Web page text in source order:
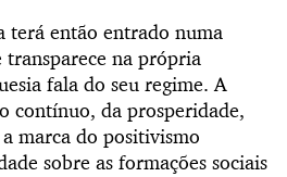
terá então entrado numa
na própria
fala do seu regime. A
contínuo, da prosperidade,
marca do positivismo
sobre as formações sociais